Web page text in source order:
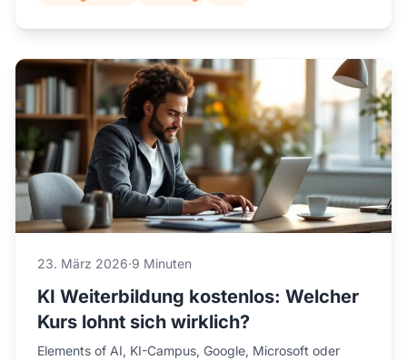
23. März 2026·9 Minuten
KI Weiterbildung kostenlos: Welcher
Kurs lohnt sich wirklich?
Elements of AI, KI-Campus, Google, Microsoft oder